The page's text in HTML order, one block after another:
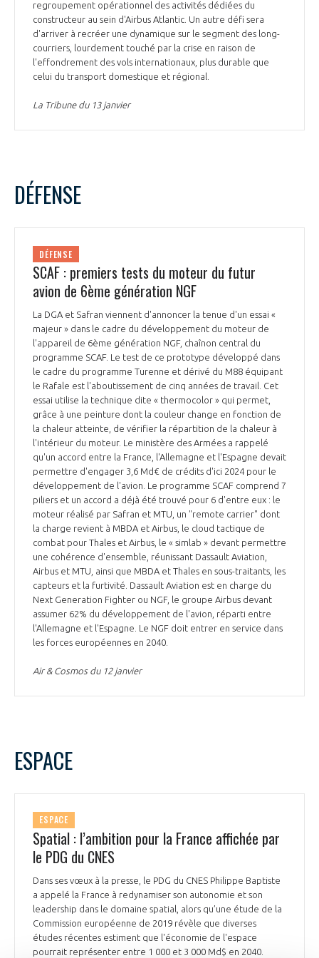
regroupement opérationnel des activités dédiées du
constructeur au sein d'Airbus Atlantic. Un autre défi sera
d'arriver à recréer une dynamique sur le segment des long-
courriers, lourdement touché par la crise en raison de
l'effondrement des vols internationaux, plus durable que
celui du transport domestique et régional.
La Tribune du 13 janvier
DÉFENSE
DÉFENSE
SCAF : premiers tests du moteur du futur
avion de 6ème génération NGF
La DGA et Safran viennent d'annoncer la tenue d'un essai «
majeur » dans le cadre du développement du moteur de
l'appareil de 6ème génération NGF, chaînon central du
programme SCAF. Le test de ce prototype développé dans
le cadre du programme Turenne et dérivé du M88 équipant
le Rafale est l'aboutissement de cinq années de travail. Cet
essai utilise la technique dite « thermocolor » qui permet,
grâce à une peinture dont la couleur change en fonction de
la chaleur atteinte, de vérifier la répartition de la chaleur à
l'intérieur du moteur. Le ministère des Armées a rappelé
qu'un accord entre la France, l'Allemagne et l'Espagne devait
permettre d'engager 3,6 Md€ de crédits d'ici 2024 pour le
développement de l'avion. Le programme SCAF comprend 7
piliers et un accord a déjà été trouvé pour 6 d'entre eux : le
moteur réalisé par Safran et MTU, un "remote carrier" dont
la charge revient à MBDA et Airbus, le cloud tactique de
combat pour Thales et Airbus, le « simlab » devant permettre
une cohérence d'ensemble, réunissant Dassault Aviation,
Airbus et MTU, ainsi que MBDA et Thales en sous-traitants, les
capteurs et la furtivité. Dassault Aviation est en charge du
Next Generation Fighter ou NGF, le groupe Airbus devant
assumer 62% du développement de l'avion, réparti entre
l'Allemagne et l'Espagne. Le NGF doit entrer en service dans
les forces européennes en 2040.
Air & Cosmos du 12 janvier
ESPACE
ESPACE
Spatial : l’ambition pour la France affichée par
le PDG du CNES
Dans ses vœux à la presse, le PDG du CNES Philippe Baptiste
a appelé la France à redynamiser son autonomie et son
leadership dans le domaine spatial, alors qu’une étude de la
Commission européenne de 2019 révèle que diverses
études récentes estiment que l'économie de l'espace
pourrait représenter entre 1 000 et 3 000 Md$ en 2040.